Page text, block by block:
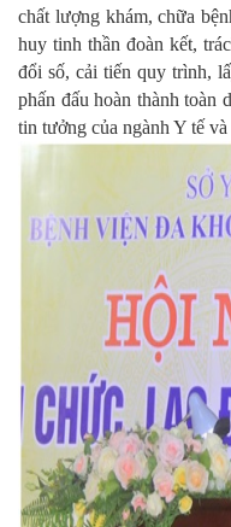
chất lượng khám, chữa
huy tinh thần đoàn kết,
đổi số, cải tiến quy trình,
phấn đấu hoàn thành toàn
tin tưởng của ngành Y tế